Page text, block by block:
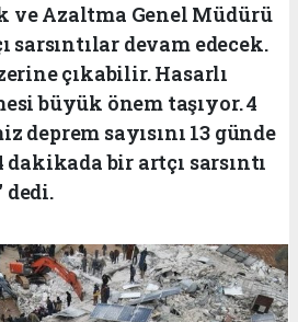
ve Azaltma Genel Müdürü
sarsıntılar devam edecek.
çıkabilir. Hasarlı
büyük önem taşıyor. 4
deprem sayısını 13 günde
bir artçı sarsıntı